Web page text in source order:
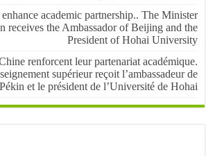
enhance academic partnership.. The
receives the Ambassador of Beijing
President of Hohai
la Chine renforcent leur partenariat
l’Enseignement supérieur reçoit
Pékin et le président de l’Université de